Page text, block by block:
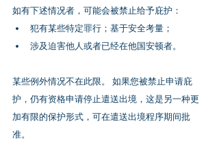
如有下述情况者，可能会被禁止给予庇护：
犯有某些特定罪行；基于安全考量；
涉及迫害他人或者已经在他国安顿者。
某些例外情况不在此限。 如果您被禁止申请庇
护，仍有资格申请停止遣送出境，这是另一种更
加有限的保护形式，可在遣送出境程序期间批
准。